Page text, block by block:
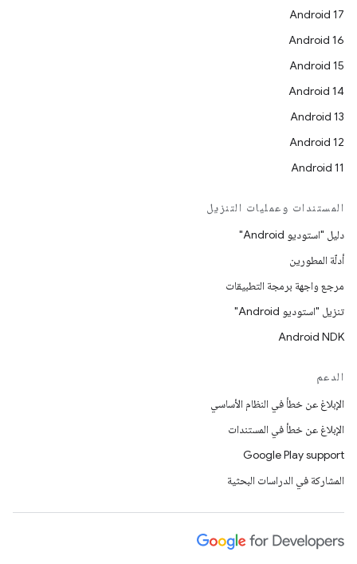
Android 17
Android 16
Android 15
Android 14
Android 13
Android 12
Android 11
المستندات وعمليات التنزيل
دليل "استوديو Android"
أدلّة المطورين
مرجع واجهة برمجة التطبيقات
تنزيل "استوديو Android"
Android NDK
الدعم
الإبلاغ عن خطأ في النظام الأساسي
الإبلاغ عن خطأ في المستندات
Google Play support
المشاركة في الدراسات البحثية